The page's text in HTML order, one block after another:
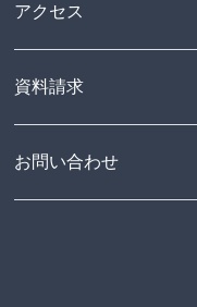
アクセス
資料請求
お問い合わせ